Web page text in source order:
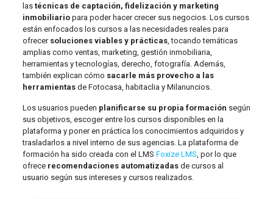
lastécnicas de captación, fidelización y marketing
inmobiliario para poder hacer crecer sus negocios. Los cursos
están enfocados los cursos a las necesidades reales para
ofrecer soluciones viables y prácticas, tocando temáticas
amplias como ventas, marketing, gestión inmobiliaria,
herramientas y tecnologías, derecho, fotografía. Además,
también explican cómo sacarle más provecho a las
herramientasde Fotocasa, habitaclia y Milanuncios.
Los usuarios pueden planificarse su propia formación según
sus objetivos, escoger entre los cursos disponibles en la
plataforma y poner en práctica los conocimientos adquiridos y
trasladarlos a nivel interno de sus agencias. La plataforma de
formación ha sido creada con el LMS Foxize LMS, por lo que
ofrecerecomendaciones automatizadasde cursos al
usuario según sus intereses y cursos realizados.